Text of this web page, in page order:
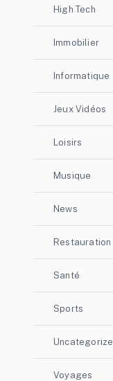
High Tech
Immobilier
Informatique
Jeux Vidéos
Loisirs
Musique
News
Restauration
Santé
Sports
Voyages